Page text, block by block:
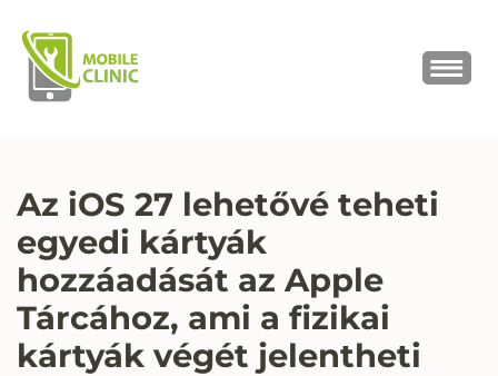
Az iOS 27 lehetővé teheti
egyedi kártyák
hozzáadását az Apple
Tárcához, ami a fizikai
kártyák végét jelentheti